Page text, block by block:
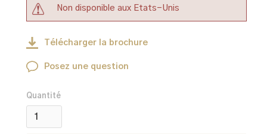
Non disponible aux Etats-Unis
Télécharger la brochure
Posez une question
Quantité